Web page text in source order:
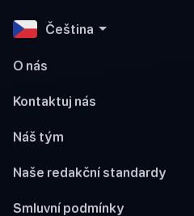
Čeština
O nás
Kontaktuj nás
Náš tým
Naše redakční standardy
Smluvní podmínky